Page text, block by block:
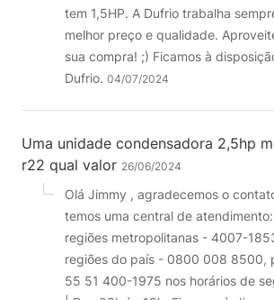
tem 1,5HP. A Dufrio trabalha
melhor preço e qualidade.
sua compra! ;) Ficamos à
Dufrio. 04/07/2024
Uma unidade condensadora 2,5hp
r22 qual valor 26/06/2024
Olá Jimmy , agradecemos o
temos uma central de
regiões metropolitanas - 4007-
regiões do país - 0800 008 8500,
55 51 400-1975 nos horários de